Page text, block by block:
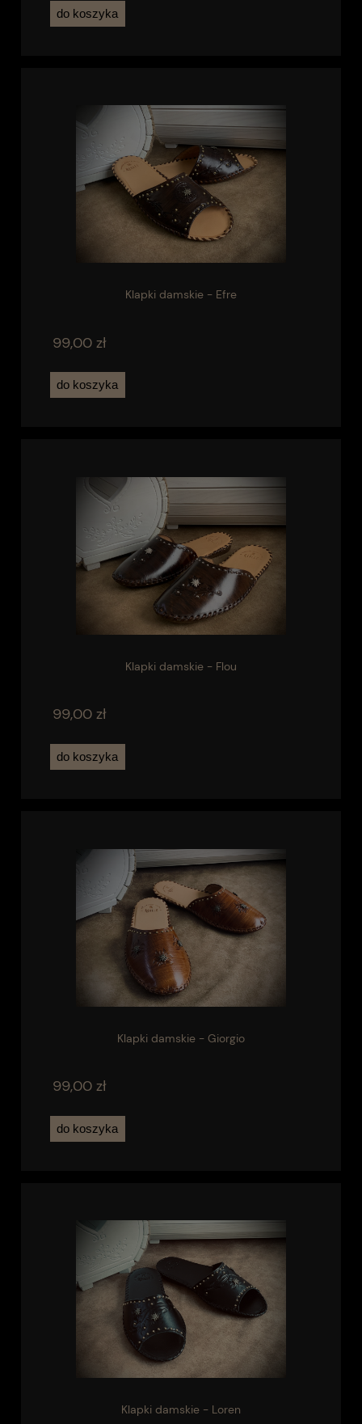
do koszyka
Klapki damskie - Efre
99,00 zł
do koszyka
Klapki damskie - Flou
99,00 zł
do koszyka
Klapki damskie - Giorgio
99,00 zł
do koszyka
Klapki damskie - Loren